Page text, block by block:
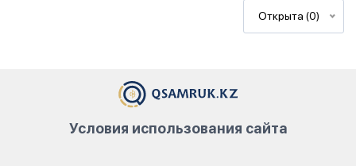
Открыта (0)
Условия использования сайта